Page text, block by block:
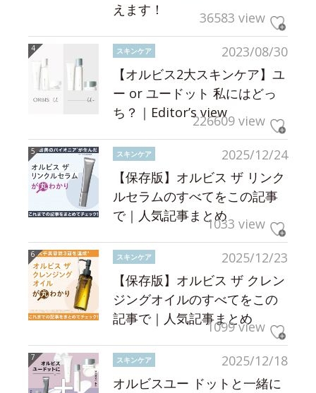
えます！
36583 view
2023/08/30
スキンケア
【オルビス2大スキンケア】ユ
ー or ユードット 私にはどっ
ち？｜Editor’s view226609 view
2025/12/24
スキンケア
【保存版】オルビス ザ リンク
ルセラムのすべてをこの記事
で｜人気記事まとめ1033 view
2025/12/23
スキンケア
【保存版】オルビス ザ クレン
ジングオイルのすべてをこの
記事で｜人気記事まとめ
1099 view
2025/12/18
スキンケア
オルビスユー ドットと一緒に